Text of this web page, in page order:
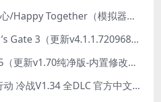
女神驾到：夏日甜心/Happy Together（模拟器版-升级豪华终极珍藏版+全DLC）
博德之门3/Baldur’s Gate 3（更新v4.1.1.7209685）
侠盗猎车手5/GTA5（更新v1.70纯净版-内置修改器+通关存档）
使命召唤17 黑色行动 冷战V1.34 全DLC 官方中文版COD17